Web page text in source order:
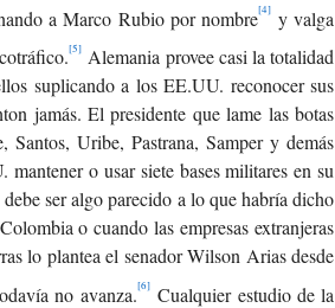
a Marco Rubio por nombre[4]y valga
[5] Alemania provee casi la totalidad
suplicando a los EE.UU. reconocer sus
jamás. El presidente que lame las botas
Uribe, Pastrana, Samper y demás
o usar siete bases militares en su
ser algo parecido a lo que habría dicho
o cuando las empresas extranjeras
lo plantea el senador Wilson Arias desde
no avanza.[6]Cualquier estudio de la